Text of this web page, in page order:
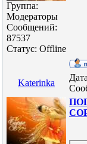
Группа:
Модераторы
Сообщений:
87537
Статус: Offline
Katerinka